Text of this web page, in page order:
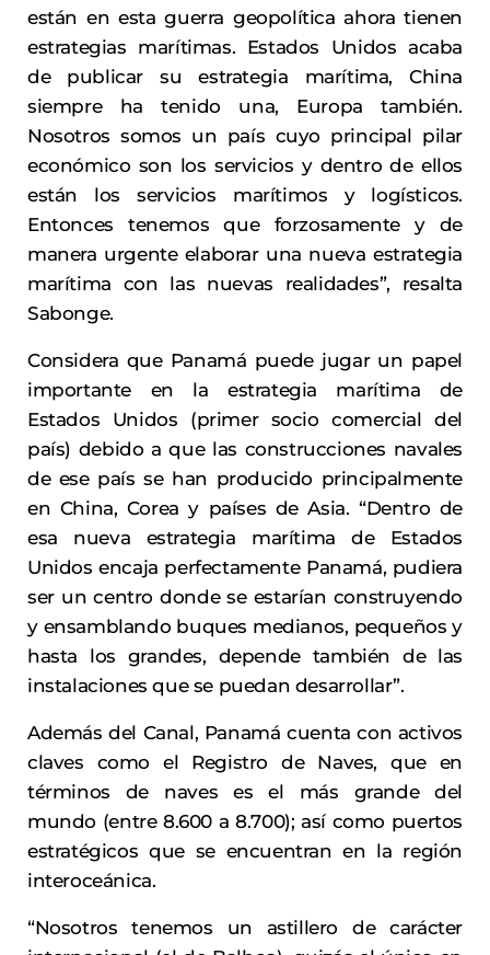
están en esta guerra geopolítica ahora tienen
estrategias marítimas. Estados Unidos acaba
de publicar su estrategia marítima, China
siempre ha tenido una, Europa también.
Nosotros somos un país cuyo principal pilar
económico son los servicios y dentro de ellos
están los servicios marítimos y logísticos.
Entonces tenemos que forzosamente y de
manera urgente elaborar una nueva estrategia
marítima con las nuevas realidades”, resalta
Sabonge.
Considera que Panamá puede jugar un papel
importante en la estrategia marítima de
Estados Unidos (primer socio comercial del
país) debido a que las construcciones navales
de ese país se han producido principalmente
en China, Corea y países de Asia. “Dentro de
esa nueva estrategia marítima de Estados
Unidos encaja perfectamente Panamá, pudiera
ser un centro donde se estarían construyendo
y ensamblando buques medianos, pequeños y
hasta los grandes, depende también de las
instalaciones que se puedan desarrollar”.
Además del Canal, Panamá cuenta con activos
claves como el Registro de Naves, que en
términos de naves es el más grande del
mundo (entre 8.600 a 8.700); así como puertos
estratégicos que se encuentran en la región
interoceánica.
“Nosotros tenemos un astillero de carácter